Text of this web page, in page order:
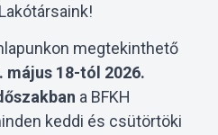
megtekinthető
május 18-tól 2026.
a BFKH
keddi és csütörtöki